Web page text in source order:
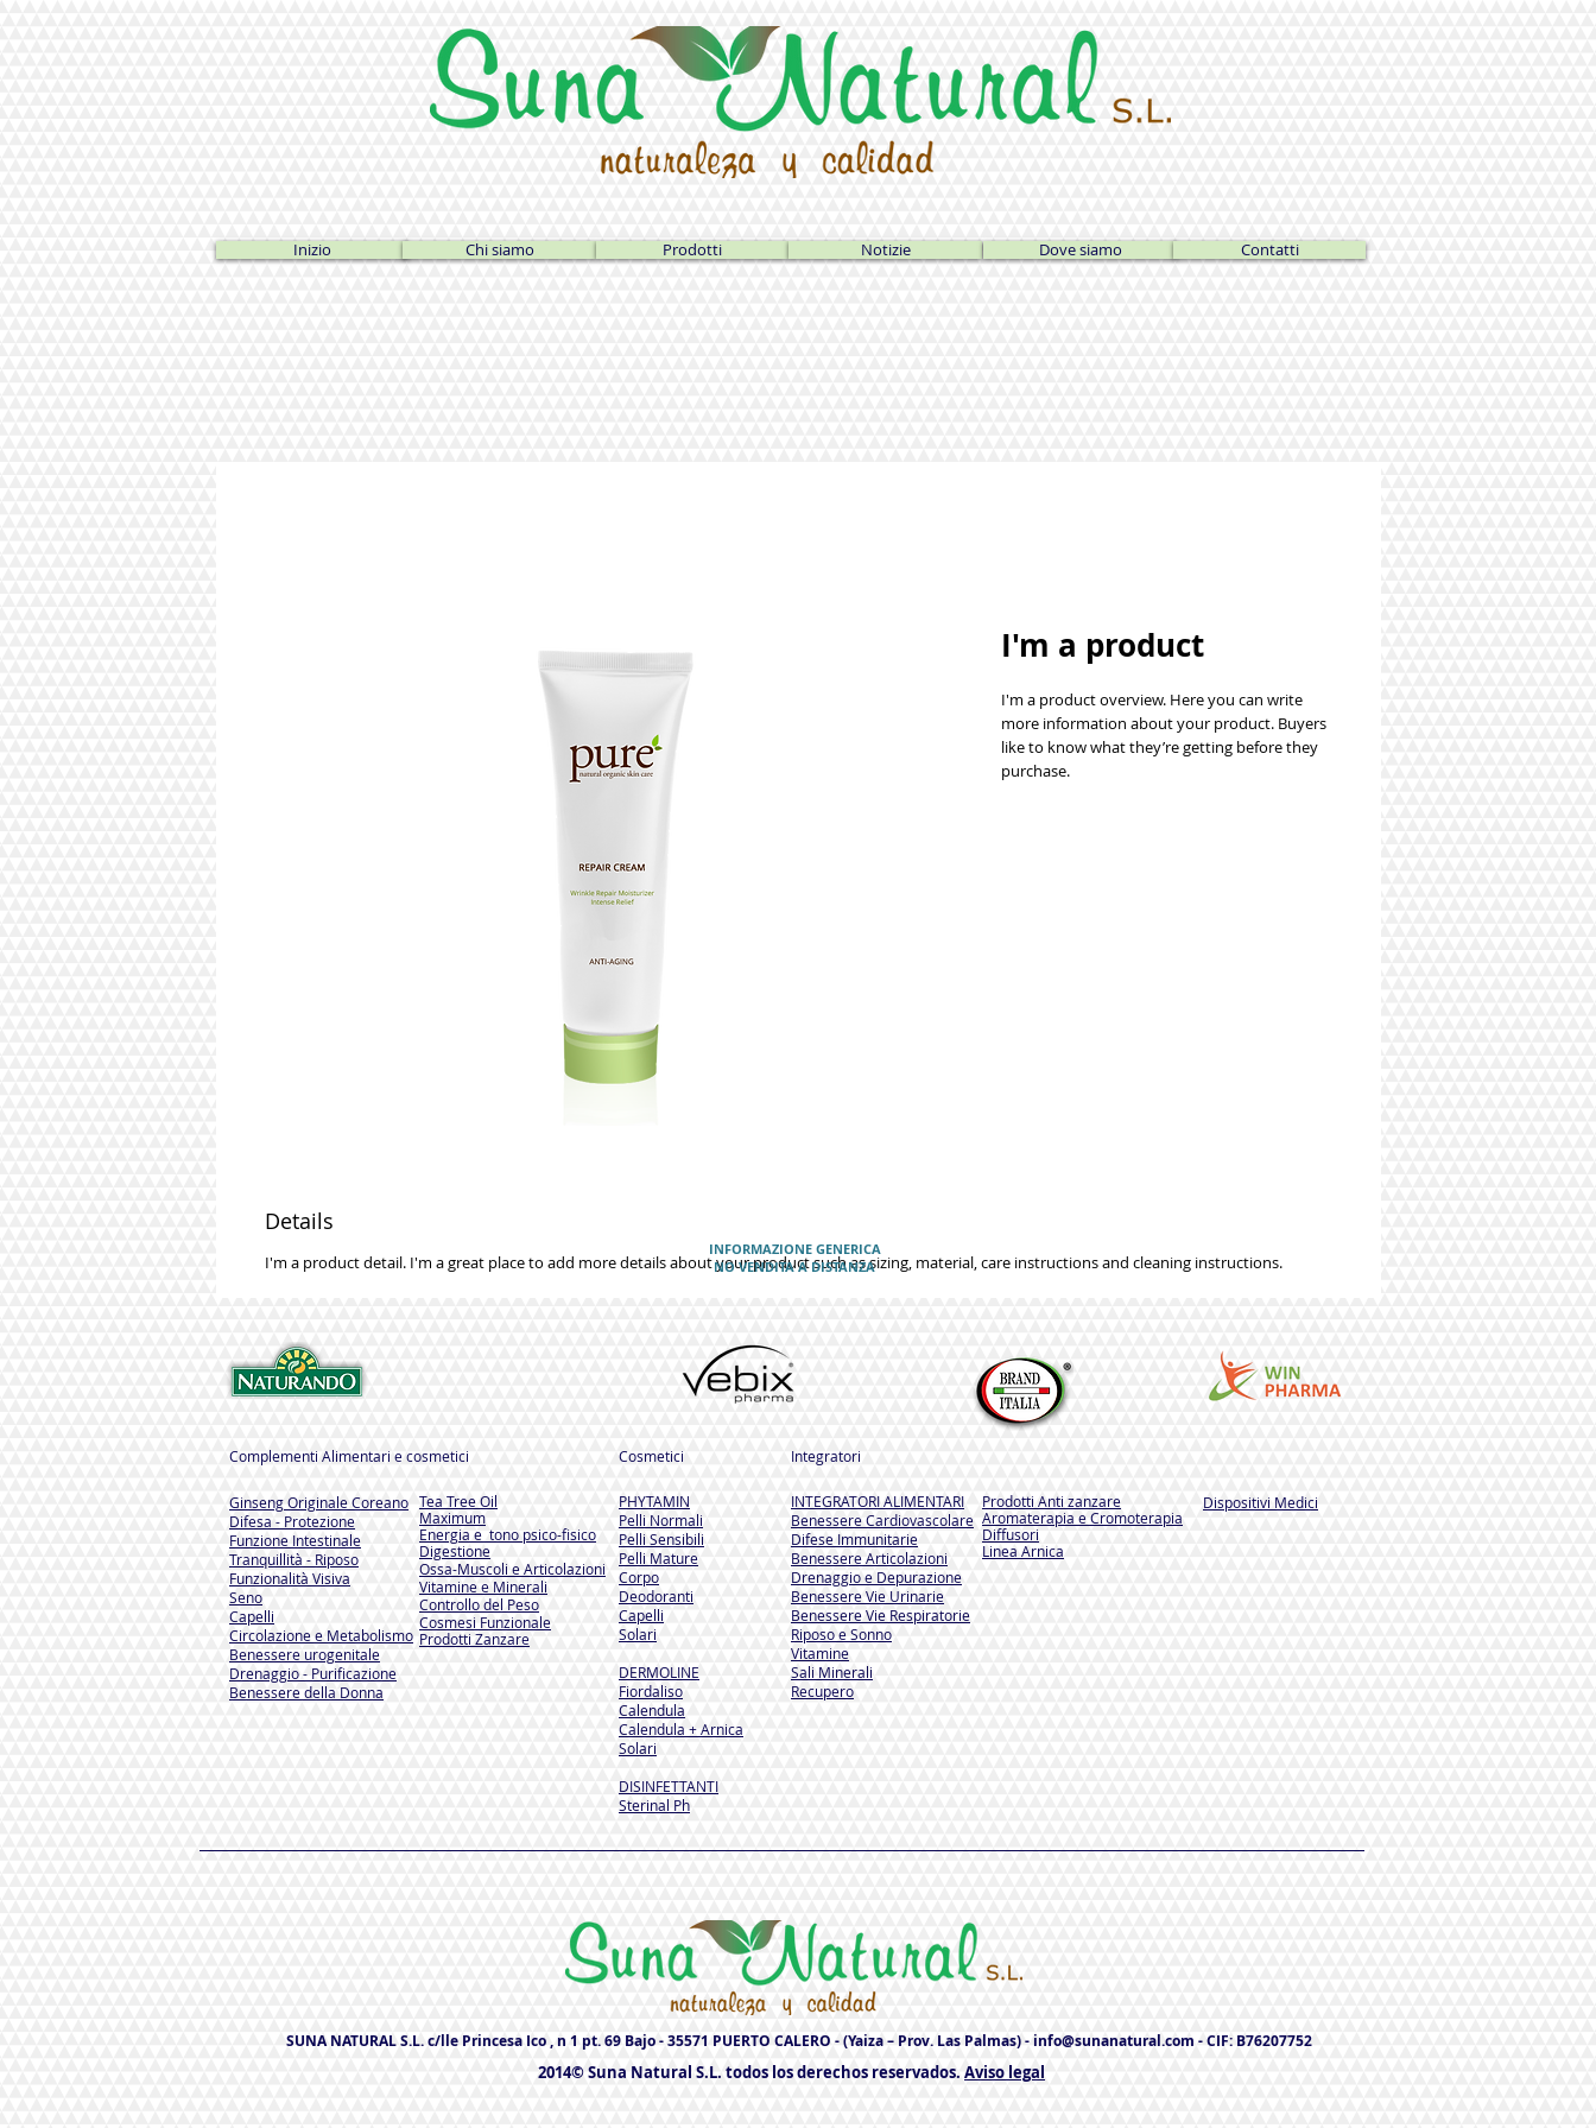
Inizio Chi siamo Prodotti Notizie Dove siamo Contatti
I'm a product
I'm a product overview. Here you can write
more information about your product. Buyers
like to know what they’re getting before they
purchase.
Details
I'm a product detail. I'm a great place to add more details about your product such as sizing, material, care instructions and cleaning instructions.
INFORMAZIONE GENERICA
NO VENDITA A DISTANZA
Complementi Alimentari e cosmetici
Ginseng Originale Coreano
Difesa - Protezione
Funzione Intestinale
Tranquillità - Riposo
Funzionalità Visiva
Seno
Capelli
Circolazione e Metabolismo
Benessere urogenitale
Drenaggio - Purificazione
Benessere della Donna
Tea Tree Oil
Maximum
Energia e tono psico-fisico
Digestione
Ossa-Muscoli e Articolazioni
Vitamine e Minerali
Controllo del Peso
Cosmesi Funzionale
Prodotti Zanzare
Cosmetici Integratori
PHYTAMIN
Pelli Normali
Pelli Sensibili
Pelli Mature
Corpo
Deodoranti
Capelli
Solari
DERMOLINE
Fiordaliso
Calendula
Calendula + Arnica
Solari
DISINFETTANTI
Sterinal Ph​
INTEGRATORI ALIMENTARI
Benessere Cardiovascolare
Difese Immunitarie
Benessere Articolazioni
Drenaggio e Depurazione
Benessere Vie Urinarie
Benessere Vie Respiratorie
Riposo e Sonno
Vitamine
Sali Minerali
Recupero
Prodotti Anti zanzare
Aromaterapia e Cromoterapia
Diffusori
Linea Arnica
Dispositivi Medici
SUNA NATURAL S.L. c/lle Princesa Ico , n 1 pt. 69 Bajo - 35571 PUERTO CALERO - (Yaiza – Prov. Las Palmas) -info@sunanatural.com - CIF: B76207752
2014© Suna Natural S.L. todos los derechos reservados. Aviso legal